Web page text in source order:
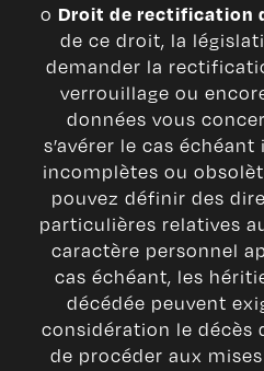
o Droit de rectification
de ce droit, la
demander la
verrouillage ou
données vous
s’avérer le cas
incomplètes ou
pouvez définir des
particulières relatives
caractère personnel
cas échéant, les
décédée peuvent
considération le décès
de procéder aux